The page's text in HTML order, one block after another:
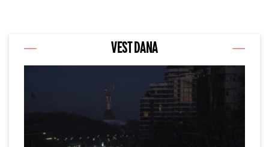
VEST DANA